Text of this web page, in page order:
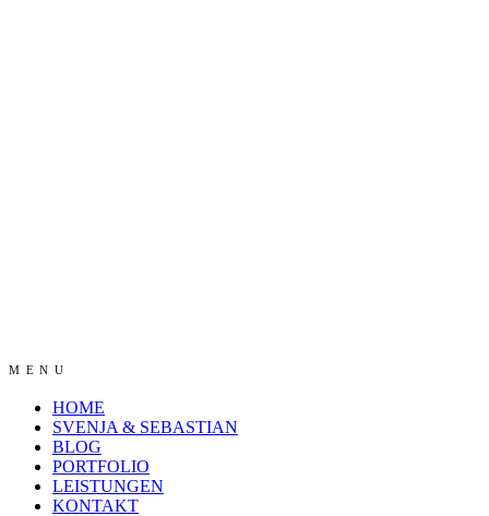
MENU
HOME
SVENJA & SEBASTIAN
BLOG
PORTFOLIO
LEISTUNGEN
KONTAKT